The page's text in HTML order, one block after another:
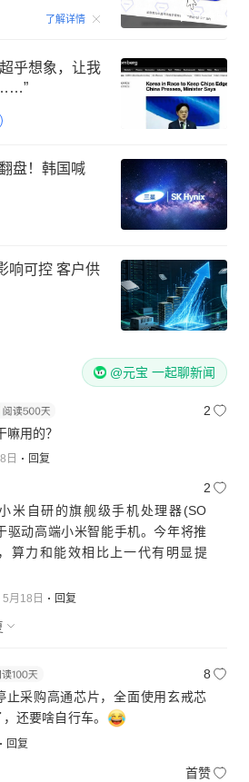
了解详情 00:15
乎想象，让我
盘！韩国喊
响可控 客户供
@元宝 一起聊新闻
2
嘛用的？
日 回复
2
米自研的旗舰级手机处理器(SO
驱动高端小米智能手机。今年将推
算力和能效相比上一代有明显提
5月18日 回复
8
止采购高通芯片，全面使用玄戒芯
还要啥自行车。
回复
首赞